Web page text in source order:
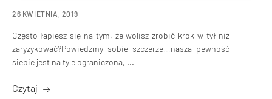
26 KWIETNIA, 2019
Często łapiesz się na tym, że wolisz zrobić krok w tył niż
zaryzykować?Powiedzmy sobie szczerze...nasza pewność
siebie jest na tyle ograniczona, ...
Czytaj